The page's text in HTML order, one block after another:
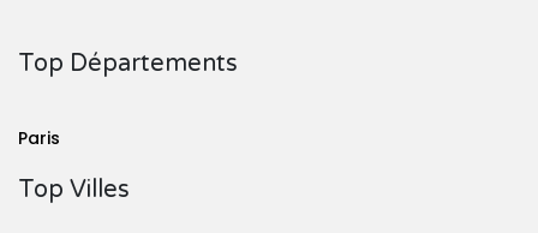
Top Départements
Paris
Top Villes